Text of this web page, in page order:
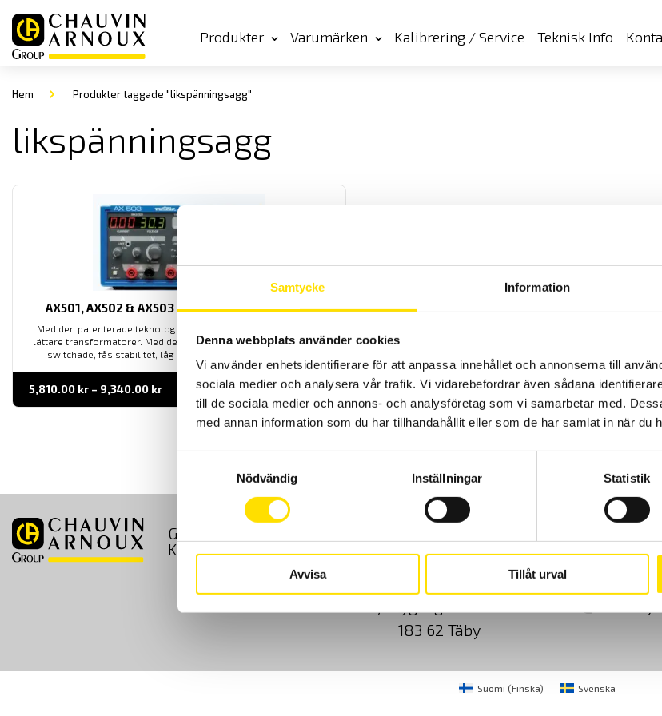
Samtycke Information
Denna webbplats använder cookies
Vi använder enhetsidentifierare för att anpassa innehållet och annonserna till
sociala medier och analysera vår trafik. Vi vidarebefordrar även sådana
till de sociala medier och annons- och analysföretag som vi samarbetar med.
med annan information som du har tillhandahållit eller som de har samlat in när du
Nödvändig
Inställningar Statistik
Avvisa Tillåt urval
Produkter Varumärken Kalibrering / Service Teknisk Info
Hem Produkter taggade "likspänningsagg"
likspänningsagg
AX501, AX502 & AX503 Likspänningsaggregat
Med den patenterade teknologin från Metrix fås effektivare och
lättare transformatorer. Med dessa linjära aggregat, som inte är
switchade, fås stabilitet, låg ljudnivå samt snabb uppstart.
5,810.00 kr – 9,340.00 krPrisintervall:
5,810.00 kr
till
9,340.00 kr
LÄS MER
GDPR
Kontakt
183 62 Täby
08-50 52 68 00
Suomi (Finska) Svenska